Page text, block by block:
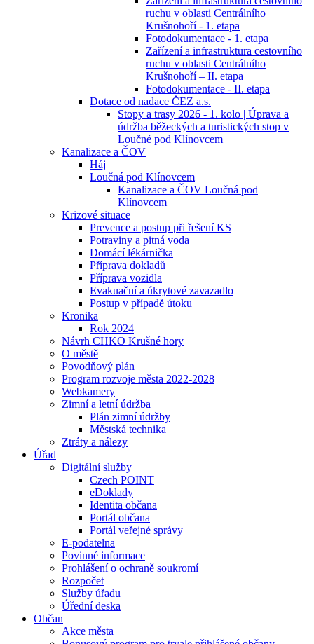
ruchu v oblasti Centrálního
Krušnohoří - 1. etapa
Fotodokumentace - 1. etapa
Zařízení a infrastruktura cestovního
ruchu v oblasti Centrálního
Krušnohoří – II. etapa
Fotodokumentace - II. etapa
Dotace od nadace ČEZ a.s.
Stopy a trasy 2026 - 1. kolo | Úprava a
údržba běžeckých a turistických stop v
Loučné pod Klínovcem
Kanalizace a ČOV
Háj
Loučná pod Klínovcem
Kanalizace a ČOV Loučná pod
Klínovcem
Krizové situace
Prevence a postup při řešení KS
Potraviny a pitná voda
Domácí lékárnička
Příprava dokladů
Příprava vozidla
Evakuační a úkrytové zavazadlo
Postup v případě útoku
Kronika
Rok 2024
Návrh CHKO Krušné hory
O městě
Povodňový plán
Program rozvoje města 2022-2028
Webkamery
Zimní a letní údržba
Plán zimní údržby
Městská technika
Ztráty a nálezy
Úřad
Digitální služby
Czech POINT
eDoklady
Identita občana
Portál občana
Portál veřejné správy
E-podatelna
Povinné informace
Prohlášení o ochraně soukromí
Rozpočet
Služby úřadu
Úřední deska
Občan
Akce města